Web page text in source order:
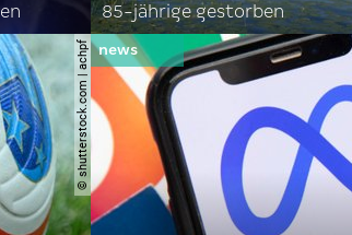
85-jährige gestorben
© shutterstock.com | achpf